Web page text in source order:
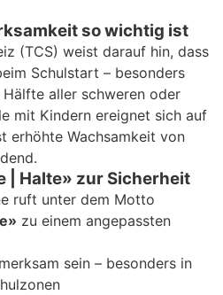
so wichtig ist
(TCS) weist darauf hin, dass
Schulstart – besonders
aller schweren oder
mit Kindern ereignet sich auf
erhöhte Wachsamkeit von
| Halte» zur Sicherheit
ruft unter dem Motto
zu einem angepassten
sein – besonders in